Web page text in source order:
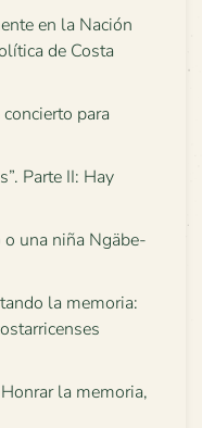
en la Nación
de Costa
para
Parte II: Hay
una niña Ngäbe-
la memoria:
la memoria,